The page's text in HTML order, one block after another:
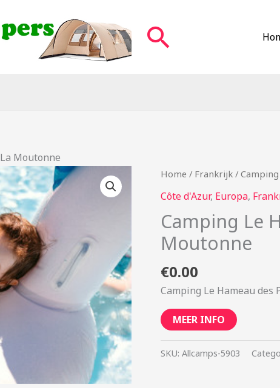
Zoeken
Moutonne
Home / Frankrijk /
Côte d'Azur, Europa,
Camping Le
Moutonne
€0.00
Camping Le Hameau des
MEER INFO
SKU: Allcamps-5903